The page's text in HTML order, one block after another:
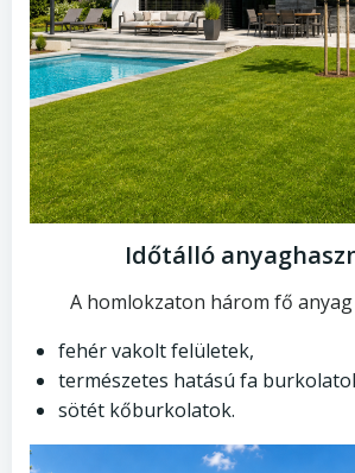
Időtálló
A homlokzaton három fő
fehér vakolt felületek,
természetes hatású fa
sötét kőburkolatok.